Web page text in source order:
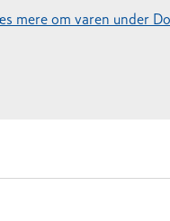
mere om varen under